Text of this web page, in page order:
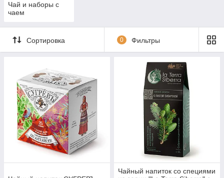
Чай и наборы с
чаем
Сортировка 0 Фильтры
Чайный напиток со специями